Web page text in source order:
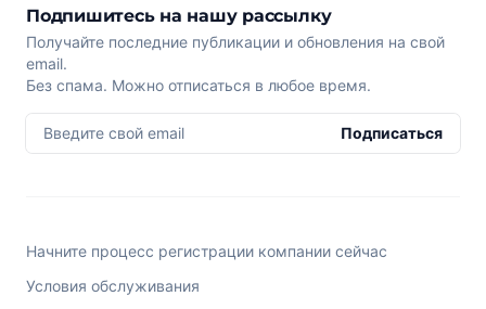
Подпишитесь на нашу рассылку
Получайте последние публикации и обновления на свой
email.
Без спама. Можно отписаться в любое время.
Введите свой email Подписаться
Начните процесс регистрации компании сейчас
Условия обслуживания